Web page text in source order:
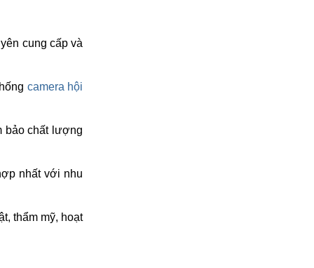
cung cấp và
camera hội
bảo chất lượng
nhất với nhu
thẩm mỹ, hoạt